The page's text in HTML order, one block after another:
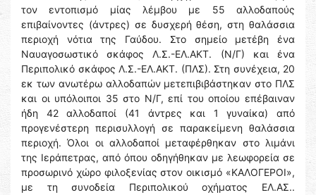
τον εντοπισμό μίας λέμβου με 55 αλλοδαπούς
επιβαίνοντες (άντρες) σε δυσχερή θέση, στη θαλάσσια
περιοχή νότια της Γαύδου. Στο σημείο μετέβη ένα
Ναυαγοσωστικό σκάφος Λ.Σ.-ΕΛ.ΑΚΤ. (Ν/Γ) και ένα
Περιπολικό σκάφος Λ.Σ.-ΕΛ.ΑΚΤ. (ΠΛΣ). Στη συνέχεια, 20
εκ των ανωτέρω αλλοδαπών μετεπιβιβάστηκαν στο ΠΛΣ
και οι υπόλοιποι 35 στο Ν/Γ, επί του οποίου επέβαιναν
ήδη 42 αλλοδαποί (41 άντρες και 1 γυναίκα) από
προγενέστερη περισυλλογή σε παρακείμενη θαλάσσια
περιοχή. Όλοι οι αλλοδαποί μεταφέρθηκαν στο λιμάνι
της Ιεράπετρας, από όπου οδηγήθηκαν με λεωφορεία σε
προσωρινό χώρο φιλοξενίας στον οικισμό «ΚΑΛΟΓΕΡΟΙ»,
με τη συνοδεία Περιπολικού οχήματος ΕΛ.ΑΣ..